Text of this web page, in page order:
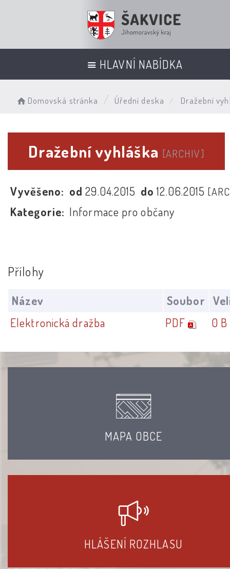
HLAVNÍ NABÍDKA
Domovská stránka Úřední deska Dražební
Dražební vyhláška [ARCHIV]
Vyvěšeno: od29.04.2015 do12.06.2015
Kategorie: Informace pro občany
Přílohy
Název Soubor
Elektronická dražba
PDF 0 B
MAPA OBCE
HLÁŠENÍ ROZHLASU